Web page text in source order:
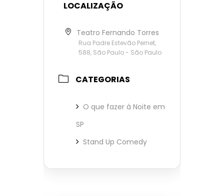
LOCALIZAÇÃO
Teatro Fernando Torres
Rua Padre Estevão Pernet,
588, São Paulo - São Paulo
CATEGORIAS
O que fazer à Noite em
SP
Stand Up Comedy